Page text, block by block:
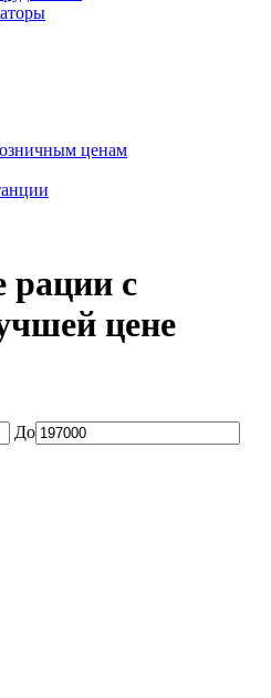
ценам
с
цене
До